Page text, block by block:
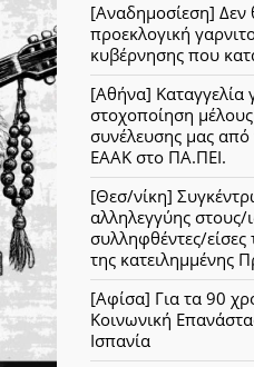
[Αναδημοσίεση] Δεν
προεκλογική
κυβέρνησης που
[Αθήνα] Καταγγελία
στοχοποίηση
συνέλευσης μας
ΕΑΑΚ στο ΠΑ.ΠΕΙ.
[Θεσ/νίκη]
αλληλεγγύης στους/
συλληφθέντες/είσες
της κατειλημμένης
[Αφίσα] Για τα 90
Κοινωνική
Ισπανία